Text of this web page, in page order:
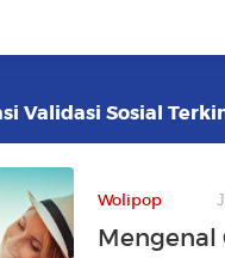
Validasi Sosial
Wolipop
Mengenal